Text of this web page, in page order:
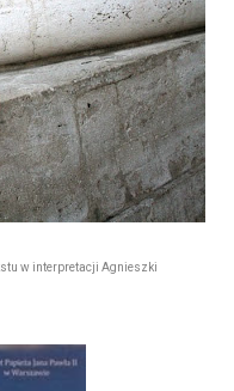
w interpretacji Agnieszki